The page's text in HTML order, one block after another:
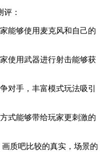
：
能够使用麦克风和自己的
使用武器进行射击能够获
对手，丰富模式玩法吸引
式能够带给玩家更刺激的
质吧比较的真实，场景的